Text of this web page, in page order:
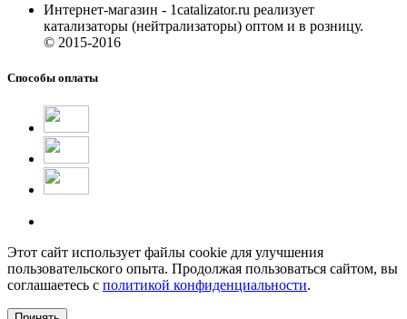
Интернет-магазин - 1catalizator.ru реализует
катализаторы (нейтрализаторы) оптом и в розницу.
© 2015-2016
Способы оплаты
Этот сайт использует файлы cookie для улучшения
пользовательского опыта. Продолжая пользоваться сайтом, вы
соглашаетесь с политикой конфиденциальности.